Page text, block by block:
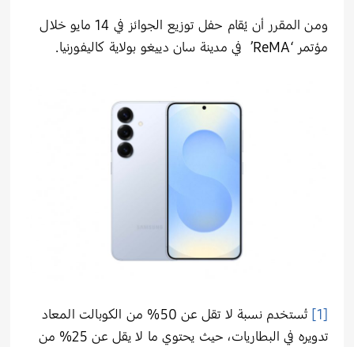
ومن المقرر أن يُقام حفل توزيع الجوائز في 14 مايو خلال
مؤتمر‘
ReMA’ في مدينة سان دييغو بولاية كاليفورنيا.
[1]
تُستخدم نسبة لا تقل عن 50% من الكوبالت المعاد
تدويره في البطاريات، حيث يحتوي ما لا يقل عن 25% من